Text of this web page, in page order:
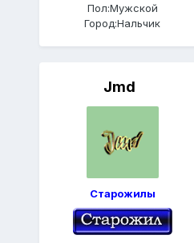
Пол:Мужской
Город:Нальчик
Jmd
Старожилы